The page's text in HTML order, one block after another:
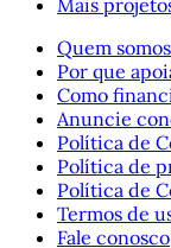
Quem somos
Por que
Como
Anuncie
Política de
Política de
Política de
Termos de
Fale conosco